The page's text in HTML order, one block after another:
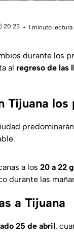
20:23
1 minuto lectura
durante los
al regreso de las
Tijuana los
a los 20 a 22
durante las
a Tijuana
25 de abril,